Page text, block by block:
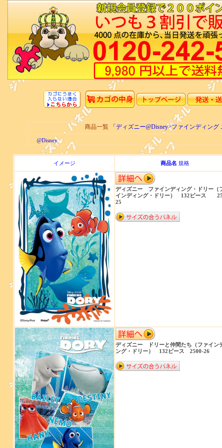
商品一覧 「ディズニー@Disney>ファインディ
@Disney
イメージ 商品名 規格
ディズニー ファインディング・ドリー（
インディング・ドリー） 132ピース
25
ディズニー ドリーと仲間たち（ファイン
ング・ドリー） 132ピース 2500-26